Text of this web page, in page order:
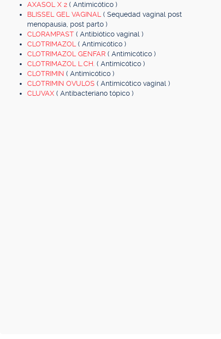
AXASOL X 2 ( Antimicótico )
BLISSEL GEL VAGINAL ( Sequedad vaginal post
menopausia, post parto )
CLORAMPAST ( Antibiótico vaginal )
CLOTRIMAZOL ( Antimicótico )
CLOTRIMAZOL GENFAR ( Antimicótico )
CLOTRIMAZOL L.CH. ( Antimicótico )
CLOTRIMIN ( Antimicótico )
CLOTRIMIN OVULOS ( Antimicótico vaginal )
CLUVAX ( Antibacteriano tópico )